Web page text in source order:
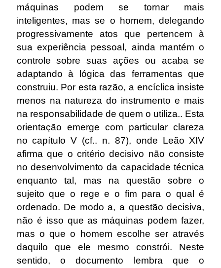
máquinas podem se tornar mais
inteligentes, mas se o homem, delegando
progressivamente atos que pertencem à
sua experiência pessoal, ainda mantém o
controle sobre suas ações ou acaba se
adaptando à lógica das ferramentas que
construiu. Por esta razão, a encíclica insiste
menos na natureza do instrumento e mais
na responsabilidade de quem o utiliza.. Esta
orientação emerge com particular clareza
no capítulo V (cf.. n. 87), onde Leão XIV
afirma que o critério decisivo não consiste
no desenvolvimento da capacidade técnica
enquanto tal, mas na questão sobre o
sujeito que o rege e o fim para o qual é
ordenado. De modo a, a questão decisiva,
não é isso que as máquinas podem fazer,
mas o que o homem escolhe ser através
daquilo que ele mesmo constrói. Neste
sentido, o documento lembra que o